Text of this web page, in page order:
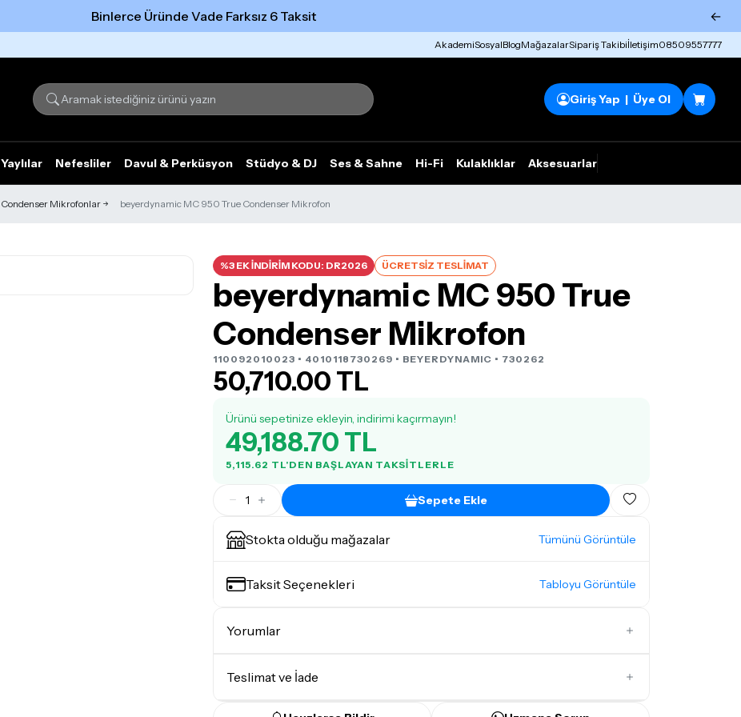
Binlerce Üründe Vade Farksız 6 Taksit ←
AkademiSosyalBlogMağazalarSipariş Takibiİletişim08509557777
Giriş Yap | Üye Ol
Yaylılar Nefesliler Davul & Perküsyon Stüdyo & DJ Ses & Sahne Hi-Fi Kulaklıklar Aksesuarlar
Condenser Mikrofonlar beyerdynamic MC 950 True Condenser Mikrofon
%3 EK İNDİRİM KODU: DR2026 ÜCRETSİZ TESLİMAT
beyerdynamic MC 950 True
Condenser Mikrofon
110092010023 • 4010118730269 • BEYERDYNAMIC • 730262
50,710.00 TL
Ürünü sepetinize ekleyin, indirimi kaçırmayın!
49,188.70 TL
5,115.62 TL'DEN BAŞLAYAN TAKSITLERLE
1 Sepete Ekle
Stokta olduğu mağazalar Tümünü Görüntüle
Taksit Seçenekleri Tabloyu Görüntüle
Yorumlar
Teslimat ve İade
Tümünü gör